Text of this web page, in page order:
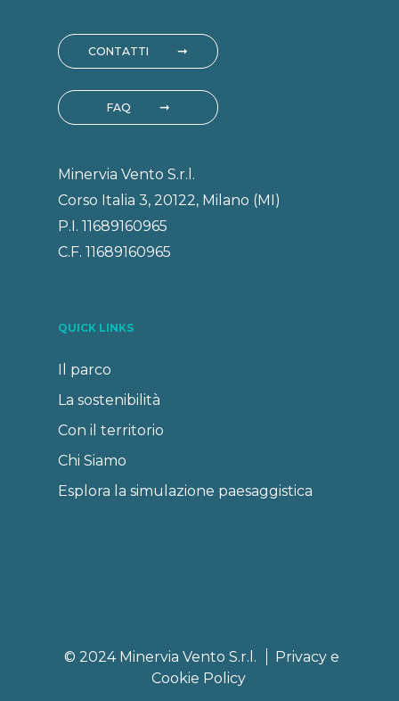
CONTATTI
FAQ
Minervia Vento S.r.l.
Corso Italia 3, 20122, Milano (MI)
P.I. 11689160965
C.F. 11689160965
QUICK LINKS
Il parco
La sostenibilità
Con il territorio
Chi Siamo
Esplora la simulazione paesaggistica
© 2024 Minervia Vento S.r.l.
Privacy e
Cookie Policy